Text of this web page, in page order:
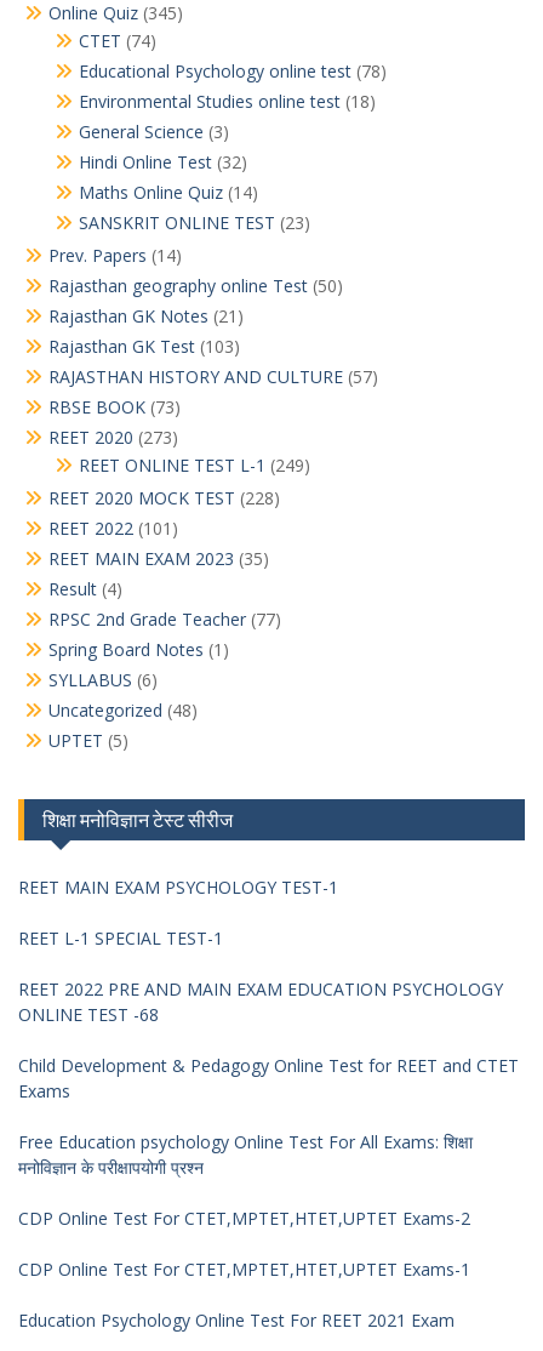
Online Quiz (345)
CTET (74)
Educational Psychology online test (78)
Environmental Studies online test (18)
General Science (3)
Hindi Online Test (32)
Maths Online Quiz (14)
SANSKRIT ONLINE TEST (23)
Prev. Papers (14)
Rajasthan geography online Test (50)
Rajasthan GK Notes (21)
Rajasthan GK Test (103)
RAJASTHAN HISTORY AND CULTURE (57)
RBSE BOOK (73)
REET 2020 (273)
REET ONLINE TEST L-1 (249)
REET 2020 MOCK TEST (228)
REET 2022 (101)
REET MAIN EXAM 2023 (35)
Result (4)
RPSC 2nd Grade Teacher (77)
Spring Board Notes (1)
SYLLABUS (6)
Uncategorized (48)
UPTET (5)
शिक्षा मनोविज्ञान टेस्ट सीरीज
REET MAIN EXAM PSYCHOLOGY TEST-1
REET L-1 SPECIAL TEST-1
REET 2022 PRE AND MAIN EXAM EDUCATION PSYCHOLOGY
ONLINE TEST -68
Child Development & Pedagogy Online Test for REET and CTET
Exams
Free Education psychology Online Test For All Exams: शिक्षा
मनोविज्ञान के परीक्षापयोगी प्रश्न
CDP Online Test For CTET,MPTET,HTET,UPTET Exams-2
CDP Online Test For CTET,MPTET,HTET,UPTET Exams-1
Education Psychology Online Test For REET 2021 Exam